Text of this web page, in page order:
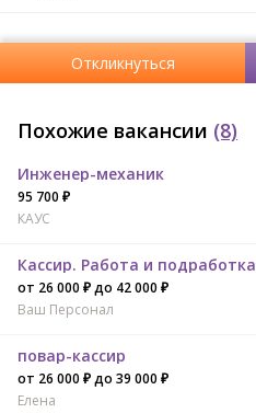
Откликнуться
Похожие вакансии (8)
Инженер-механик
95 700 ₽
КАУС
Кассир. Работа и подработка
от 26 000 ₽ до 42 000 ₽
Ваш Персонал
повар-кассир
от 26 000 ₽ до 39 000 ₽
Елена